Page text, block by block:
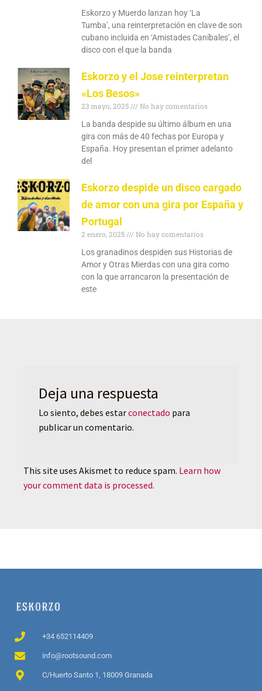
Eskorzo y Muerdo lanzan hoy ‘La
Tumba’, una reinterpretación en clave de son
cubano incluida en ‘Amistades Caníbales’, el
disco con el que la banda
Eskorzo y el Jose reinterpretan
«Los Besos»
23 mayo, 2025
No hay comentarios
La banda despide su último álbum en una
gira con más de 40 fechas por Europa y
España. Hoy presentan el primer adelanto
del
Eskorzo despide un disco cargado
de amor con una gira por España y
Portugal
2 enero, 2025
No hay comentarios
Los granadinos despiden sus Historias de
Amor y Otras Mierdas con una gira como
con la que arrancaron la presentación de
este
Deja una respuesta
Lo siento, debes estarconectado para
publicar un comentario.
This site uses Akismet to reduce spam. Learn how
your comment data is processed.
+34 652114409
info@rootsound.com
C/Huerto Santo 1, 18009 Granada